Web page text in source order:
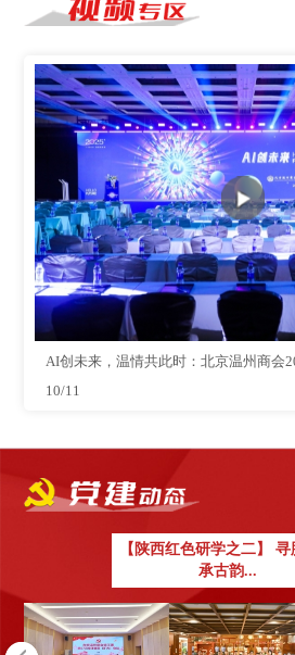
AI创未来，温情共此时：北京温州商会
10/11
【陕西红色研学之二】 寻
承古韵...